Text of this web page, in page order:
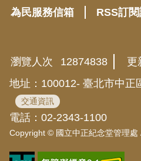
為民服務信箱
RSS訂閱
瀏覽人次 12874838 更
地址：100012- 臺北市中正
交通資訊
電話：02-2343-1100
Copyright © 國立中正紀念堂管理處